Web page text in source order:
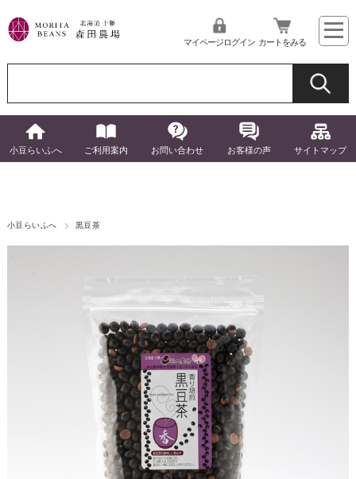
マイページログイン カートをみる
小豆らいふへ ご利用案内 お問い合わせ お客様の声 サイトマップ
小豆らいふへ 黒豆茶